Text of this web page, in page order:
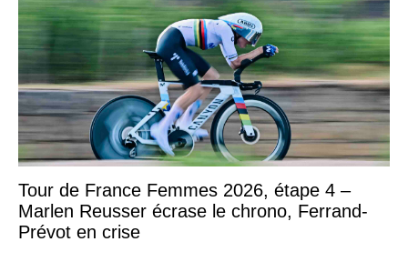
Tour de France Femmes 2026, étape 4 –
Marlen Reusser écrase le chrono, Ferrand-
Prévot en crise